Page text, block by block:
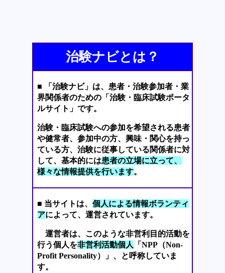
治験ナビとは？
■ 「治験ナビ」は、患者・治験参加者・業
界関係者のための「治験・臨床試験ポータ
ルサイト」です。
治験・臨床試験への参加を希望される患者
や健常者、参加中の方、興味・関心を持っ
ている方、治験に従事している関係者に対
して、基本的には患者の立場に立って、
様々な情報提供を行います。
■ 当サイトは、 個人による情報ボランティ
アによって、運営されています。
運営者は、このような非営利目的活動を
行う個人を非営利活動個人
「NPP（Non-
Profit Personality）」、と呼称していま
す。